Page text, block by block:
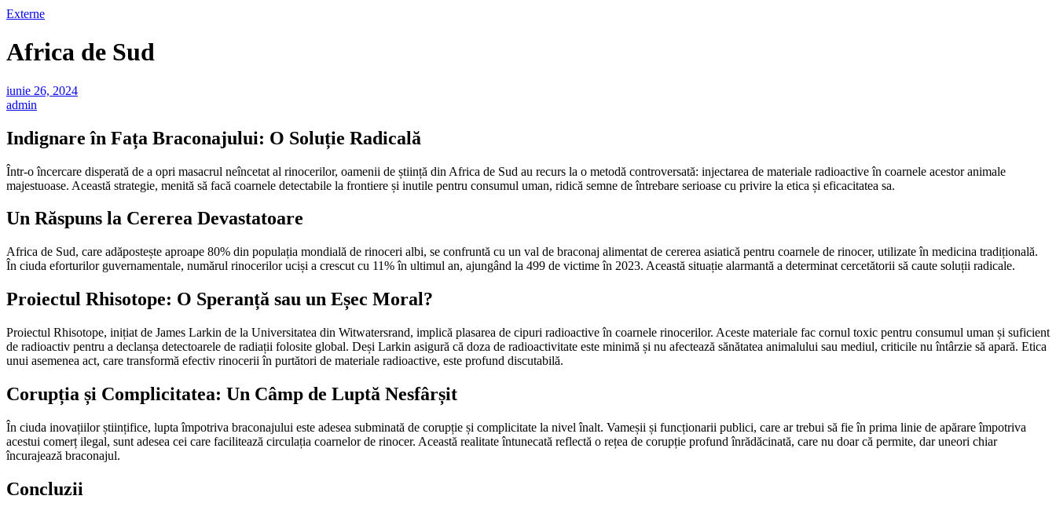
Externe
Africa de Sud
iunie 26, 2024
admin
Indignare în Fața Braconajului: O Soluție Radicală
Într-o încercare disperată de a opri masacrul neîncetat al rinocerilor, oamenii de știință din Africa de Sud au recurs la o metodă controversată: injectarea de materiale radioactive în coarnele acestor animale
majestuoase. Această strategie, menită să facă coarnele detectabile la frontiere și inutile pentru consumul uman, ridică semne de întrebare serioase cu privire la etica și eficacitatea sa.
Un Răspuns la Cererea Devastatoare
Africa de Sud, care adăpostește aproape 80% din populația mondială de rinoceri albi, se confruntă cu un val de braconaj alimentat de cererea asiatică pentru coarnele de rinocer, utilizate în medicina tradițională.
În ciuda eforturilor guvernamentale, numărul rinocerilor uciși a crescut cu 11% în ultimul an, ajungând la 499 de victime în 2023. Această situație alarmantă a determinat cercetătorii să caute soluții radicale.
Proiectul Rhisotope: O Speranță sau un Eșec Moral?
Proiectul Rhisotope, inițiat de James Larkin de la Universitatea din Witwatersrand, implică plasarea de cipuri radioactive în coarnele rinocerilor. Aceste materiale fac cornul toxic pentru consumul uman și suficient
de radioactiv pentru a declanșa detectoarele de radiații folosite global. Deși Larkin asigură că doza de radioactivitate este minimă și nu afectează sănătatea animalului sau mediul, criticile nu întârzie să apară. Etica
unui asemenea act, care transformă efectiv rinocerii în purtători de materiale radioactive, este profund discutabilă.
Corupția și Complicitatea: Un Câmp de Luptă Nesfârșit
În ciuda inovațiilor științifice, lupta împotriva braconajului este adesea subminată de corupție și complicitate la nivel înalt. Vameșii și funcționarii publici, care ar trebui să fie în prima linie de apărare împotriva
acestui comerț ilegal, sunt adesea cei care facilitează circulația coarnelor de rinocer. Această realitate întunecată reflectă o rețea de corupție profund înrădăcinată, care nu doar că permite, dar uneori chiar
încurajează braconajul.
Concluzii